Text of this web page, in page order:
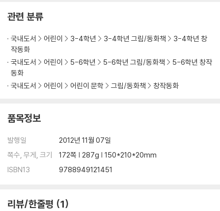
관련 분류
국내도서 어린이 3-4학년 3-4학년 그림/동화책
3-4학년 창
작동화
국내도서
어린이 5-6학년 5-6학년 그림/동화책
5-6학년 창작
동화
국내도서
어린이 어린이 문학 그림/동화책 창작동화
품목정보
발행일
2012년 11월 07일
쪽수, 무게, 크기
172쪽 | 287g | 150*210*20mm
ISBN13
9788949121451
리뷰/한줄평 1